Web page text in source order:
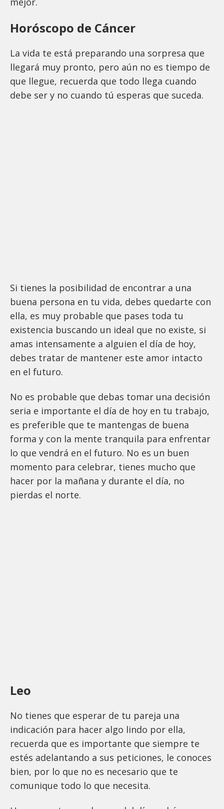
Horóscopo de Cáncer
La vida te está preparando una sorpresa que
llegará muy pronto, pero aún no es tiempo de
que llegue, recuerda que todo llega cuando
debe ser y no cuando tú esperas que suceda.
Si tienes la posibilidad de encontrar a una
buena persona en tu vida, debes quedarte con
ella, es muy probable que pases toda tu
existencia buscando un ideal que no existe, si
amas intensamente a alguien el día de hoy,
debes tratar de mantener este amor intacto
en el futuro.
No es probable que debas tomar una decisión
seria e importante el día de hoy en tu trabajo,
es preferible que te mantengas de buena
forma y con la mente tranquila para enfrentar
lo que vendrá en el futuro. No es un buen
momento para celebrar, tienes mucho que
hacer por la mañana y durante el día, no
pierdas el norte.
Leo
No tienes que esperar de tu pareja una
indicación para hacer algo lindo por ella,
recuerda que es importante que siempre te
estés adelantando a sus peticiones, le conoces
bien, por lo que no es necesario que te
comunique todo lo que necesita.